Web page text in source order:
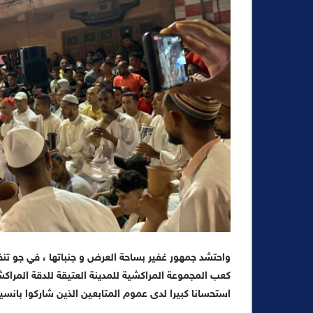
واحتشد جمهور غفير بساحة العرض و جنباتها ، في جو
كعب المجموعة المراكشية للمدينة العتيقة للدقة
استحسانا كبيرا لدى عموم المتابعين الذين شاركوا